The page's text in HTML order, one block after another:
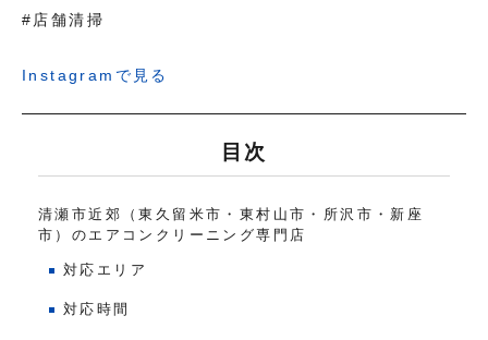
#店舗清掃
Instagramで見る
目次
清瀬市近郊（東久留米市・東村山市・所沢市・新座
市）のエアコンクリーニング専門店
対応エリア
対応時間